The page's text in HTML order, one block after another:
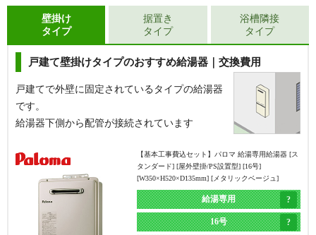
壁掛け
タイプ
戸建て壁掛けタイプのおすすめ給湯器｜交換費用
戸建てで外壁に固定されているタイプの給湯器
です。
給湯器下側から配管が接続されています
【基本工事費込セット】
パロマ 給湯専用給湯器 [ス
タンダード] [屋外壁掛/PS設置型] [16号]
[W350×H520×D135mm] [メタリックベージュ]
給湯専用
16号
据置き
タイプ
浴槽隣接
タイプ